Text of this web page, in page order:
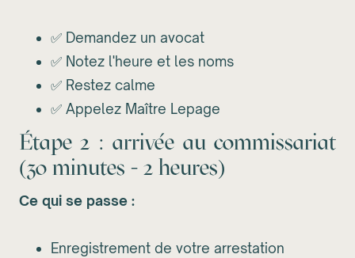
✅ Demandez un avocat
✅ Notez l'heure et les noms
✅ Restez calme
✅ Appelez Maître Lepage
Étape 2 : arrivée au commissariat
(30 minutes - 2 heures)
Ce qui se passe :
Enregistrement de votre arrestation